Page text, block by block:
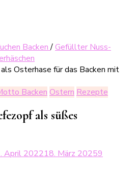
Backen/Gefüllter Nuss-
Backen Ostern Rezepte
als süßes
April 202218. März 20259